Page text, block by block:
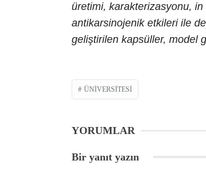
üretimi, karakterizasyonu, in
antikarsinojenik etkileri ile
geliştirilen kapsüller, model
ÜNIVERSITESI
YORUMLAR
Bir yanıt yazın